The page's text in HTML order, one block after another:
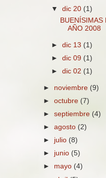
▼dic 20 (1)
BUENÍSIMAS
AÑO 2008
►dic 13 (1)
►dic 09 (1)
►dic 02 (1)
► noviembre (9)
►octubre (7)
►septiembre (4)
►agosto (2)
► julio (8)
► junio (5)
► mayo (4)